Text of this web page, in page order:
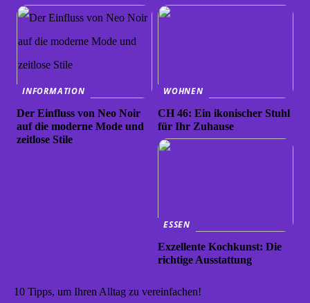
INFORMATION
Der Einfluss von Neo Noir
auf die moderne Mode und
zeitlose Stile
WOHNEN
CH 46: Ein ikonischer Stuhl
für Ihr Zuhause
ESSEN
Exzellente Kochkunst: Die
richtige Ausstattung
10 Tipps, um Ihren Alltag zu vereinfachen!